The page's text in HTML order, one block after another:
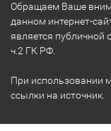
Обращаем Ваше
данном интернет-
является
ч.2 ГК РФ.
При использовании
ссылки на источник.